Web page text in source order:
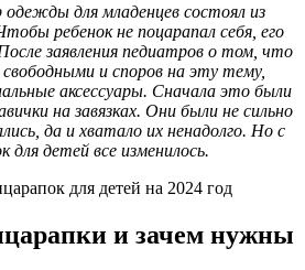
для младенцев состоял из
ребенок не поцарапал себя, его
заявления педиатров о том, что
и споров на эту тему,
аксессуары. Сначала это были
на завязках. Они были не сильно
да и хватало их ненадолго. Но с
для детей все изменилось.
и зачем нужны